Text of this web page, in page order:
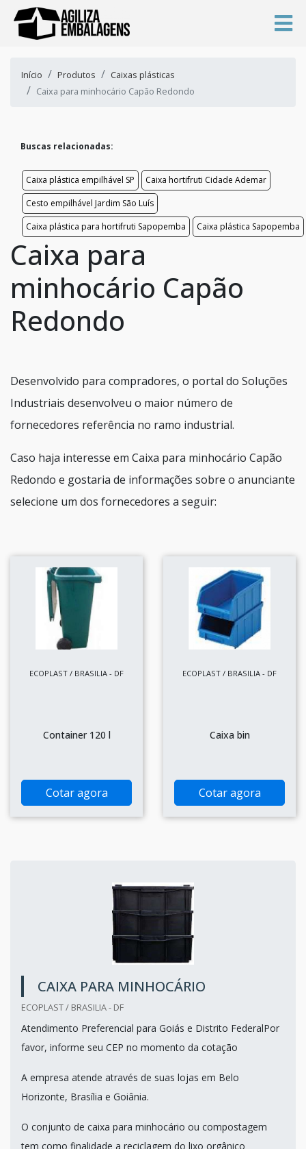
Início Produtos
Caixas plásticas
Caixa para minhocário Capão Redondo
Buscas relacionadas:
Caixa plástica empilhável SP
Caixa hortifruti Cidade Ademar
Cesto empilhável Jardim São Luís
Caixa plástica para hortifruti Sapopemba
Caixa plástica Sapopemba
Caixa para
minhocário Capão
Redondo
Desenvolvido para compradores, o portal do Soluções
Industriais desenvolveu o maior número de
fornecedores referência no ramo industrial.
Caso haja interesse em Caixa para minhocário Capão
Redondo e gostaria de informações sobre o anunciante
selecione um dos fornecedores a seguir:
ECOPLAST / BRASILIA - DF
Container 120 l
Cotar agora
ECOPLAST / BRASILIA - DF
Caixa bin
Cotar agora
CAIXA PARA MINHOCÁRIO
ECOPLAST / BRASILIA - DF
Atendimento Preferencial para Goiás e Distrito FederalPor
favor, informe seu CEP no momento da cotação
A empresa atende através de suas lojas em Belo
Horizonte, Brasília e Goiânia.
O conjunto de caixa para minhocário ou compostagem
tem como finalidade a reciclagem do lixo orgânico